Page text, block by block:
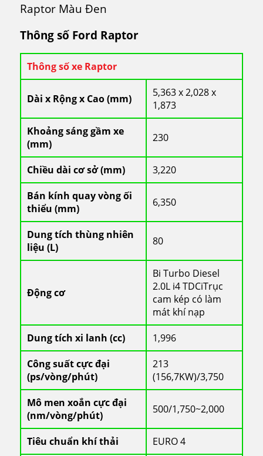
Raptor Màu Đen
Thông số Ford Raptor
Thông số xe Raptor
Dài x Rộng x Cao (mm)
5,363 x 2,028 x
1,873
Khoảng sáng gầm xe
(mm)
230
Chiều dài cơ sở (mm)
3,220
Bán kính quay vòng ối
thiểu (mm)
6,350
Dung tích thùng nhiên
liệu (L)
80
Động cơ
Bi Turbo Diesel
2.0L i4 TDCiTrục
cam kép có làm
mát khí nạp
Dung tích xi lanh (cc)
1,996
Công suất cực đại
(ps/vòng/phút)
213
(156,7KW)/3,750
Mô men xoắn cực đại
(nm/vòng/phút)
500/1,750~2,000
Tiêu chuẩn khí thải EURO 4